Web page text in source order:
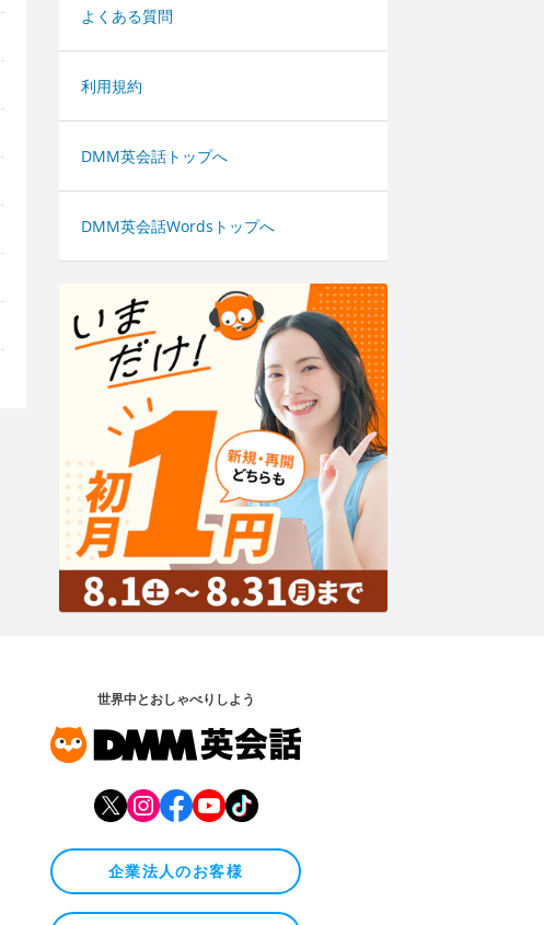
よくある質問
利用規約
DMM英会話トップへ
DMM英会話Wordsトップへ
世界中とおしゃべりしよう
企業法人のお客様